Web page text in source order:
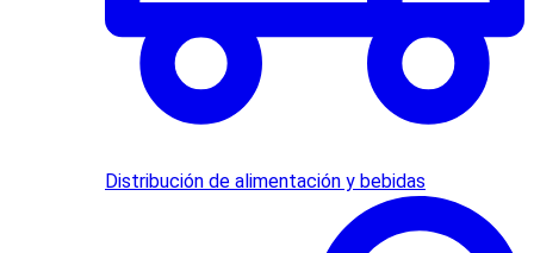
Distribución de alimentación y bebidas